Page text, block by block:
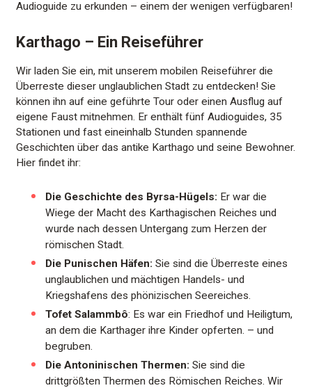
Audioguide zu erkunden – einem der wenigen verfügbaren!
Karthago – Ein Reiseführer
Wir laden Sie ein, mit unserem mobilen Reiseführer die
Überreste dieser unglaublichen Stadt zu entdecken! Sie
können ihn auf eine geführte Tour oder einen Ausflug auf
eigene Faust mitnehmen. Er enthält fünf Audioguides, 35
Stationen und fast eineinhalb Stunden spannende
Geschichten über das antike Karthago und seine Bewohner.
Hier findet ihr:
Die Geschichte des Byrsa-Hügels: Er war die
Wiege der Macht des Karthagischen Reiches und
wurde nach dessen Untergang zum Herzen der
römischen Stadt.
Die Punischen Häfen:Sie sind die Überreste eines
unglaublichen und mächtigen Handels- und
Kriegshafens des phönizischen Seereiches.
Tofet Salammbô: Es war ein Friedhof und Heiligtum,
an dem die Karthager ihre Kinder opferten. – und
begruben.
Die Antoninischen Thermen:Sie sind die
drittgrößten Thermen des Römischen Reiches. Wir